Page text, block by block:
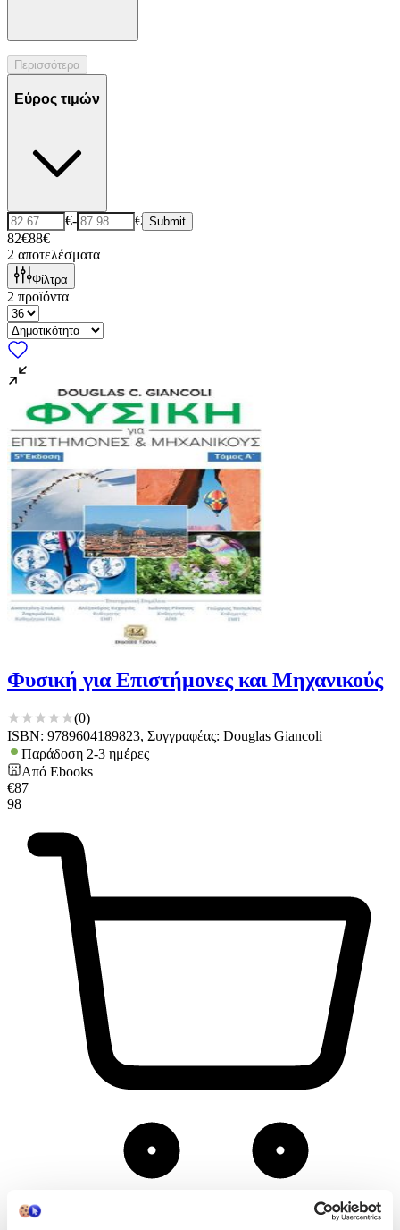
Περισσότερα
Εύρος τιμών
€- € Submit
82€88€
2 αποτελέσματα
Φίλτρα
2 προϊόντα
Φυσική για Επιστήμονες και Μηχανικούς
(0)
ISBN: 9789604189823, Συγγραφέας: Douglas Giancoli
Παράδοση 2-3 ημέρες
Από Ebooks
€87
98